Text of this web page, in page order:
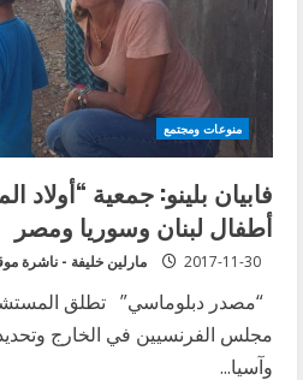
منوعات ومجتمع
فابيان بلينو: جمعية
أطفال لبنان وسوريا ومصر
مارلين خليفة - ناشرة 2017-11-30
“مصدر دبلوماسي” تطلق
مجلس الفرنسيين في الخارج
وآسيا...